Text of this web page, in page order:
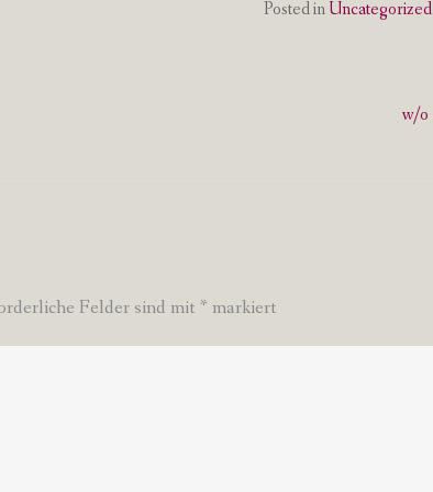
Posted inUncategorized
w/o
Felder sind mit * markiert